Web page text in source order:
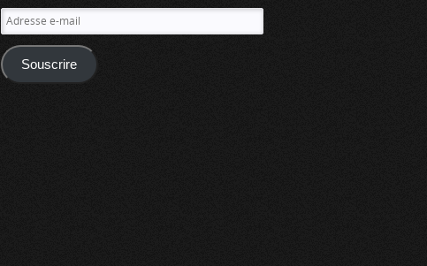
Adresse
e-
mail
Souscrire